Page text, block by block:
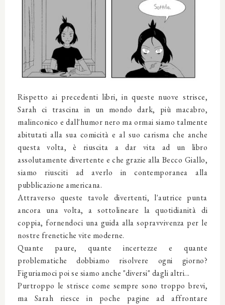
Rispetto ai precedenti libri, in queste nuove strisce,
Sarah ci trascina in un mondo dark, più macabro,
malinconico e dall'humor nero ma ormai siamo talmente
abitutati alla sua comicità e al suo carisma che anche
questa volta, è riuscita a dar vita ad un libro
assolutamente divertente e che grazie alla Becco Giallo,
siamo riusciti ad averlo in contemporanea alla
pubblicazione americana.
Attraverso queste tavole divertenti, l'autrice punta
ancora una volta, a sottolineare la quotidianità di
coppia, fornendoci una guida alla sopravvivenza per le
nostre frenetiche vite moderne.
Quante paure, quante incertezze e quante
problematiche dobbiamo risolvere ogni giorno?
Figuriamoci poi se siamo anche "diversi" dagli altri...
Purtroppo le strisce come sempre sono troppo brevi,
ma Sarah riesce in poche pagine ad affrontare